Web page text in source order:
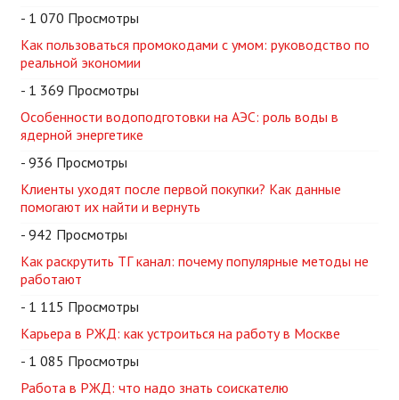
- 1 070 Просмотры
Как пользоваться промокодами с умом: руководство по
реальной экономии
- 1 369 Просмотры
Особенности водоподготовки на АЭС: роль воды в
ядерной энергетике
- 936 Просмотры
Клиенты уходят после первой покупки? Как данные
помогают их найти и вернуть
- 942 Просмотры
Как раскрутить ТГ канал: почему популярные методы не
работают
- 1 115 Просмотры
Карьера в РЖД: как устроиться на работу в Москве
- 1 085 Просмотры
Работа в РЖД: что надо знать соискателю